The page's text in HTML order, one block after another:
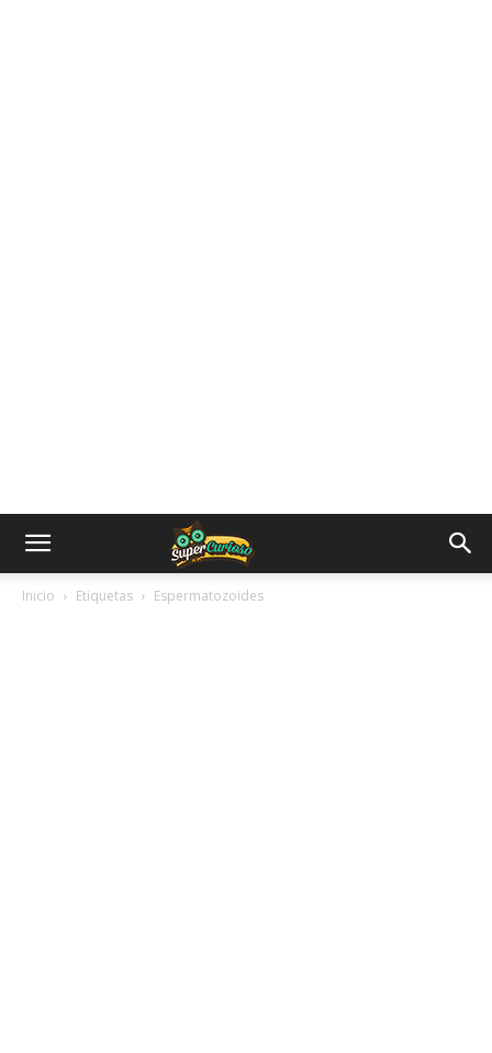
Inicio Etiquetas Espermatozoides